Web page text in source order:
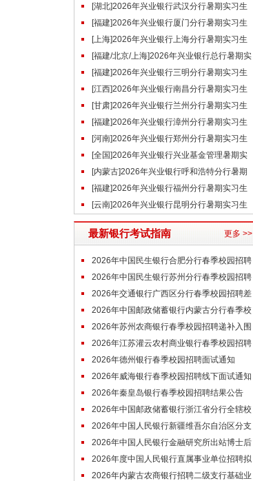
习生招聘公告
[湖北]2026年兴业银行武汉分行暑期实习生
招聘公告
[福建]2026年兴业银行厦门分行暑期实习生
招聘公告
[上海]2026年兴业银行上海分行暑期实习生
招聘公告
[福建/北京/上海]2026年兴业银行总行暑期实
习生招聘公告
[福建]2026年兴业银行三明分行暑期实习生
招聘公告
[江西]2026年兴业银行南昌分行暑期实习生
招聘公告
[甘肃]2026年兴业银行兰州分行暑期实习生
招聘公告
[福建]2026年兴业银行漳州分行暑期实习生
招聘公告
[河南]2026年兴业银行郑州分行暑期实习生
招聘公告
[全国]2026年兴业银行兴业基金管理暑期实
习生招聘公告
[内蒙古]2026年兴业银行呼和浩特分行暑期
实习生招聘公告
[福建]2026年兴业银行福州分行暑期实习生
招聘公告
[云南]2026年兴业银行昆明分行暑期实习生
招聘公告
最新银行考试指南 更多 >>
2026年中国民生银行合肥分行春季校园招聘
现场面试预通知
2026年中国民生银行苏州分行春季校园招聘
线下终面通知
2026年交通银行广西区分行春季校园招聘差
额体检及背景调查通知
2026年中国邮政储蓄银行内蒙古分行春季校
园招聘笔试通知
2026年苏州农商银行春季校园招聘递补入围
体检人员名单（第三批）
2026年江苏灌云农村商业银行春季校园招聘
拟录用人员名单公示
2026年德州银行春季校园招聘面试通知
2026年威海银行春季校园招聘线下面试通知
2026年秦皇岛银行春季校园招聘结果公告
2026年中国邮政储蓄银行浙江省分行全辖校
园招聘第一批拟录用人员公示
2026年中国人民银行新疆维吾尔自治区分支
机构拟录用公务员公示公告（第二批
2026年中国人民银行金融研究所出站博士后
招聘拟聘用人员公示
2026年度中国人民银行直属事业单位招聘拟
聘用人员公示（第三批）
2026年内蒙古农商银行招聘二级支行基础业